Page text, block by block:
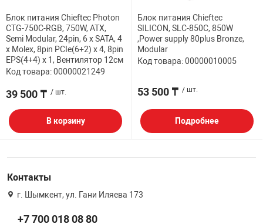
PCI АДАПТЕРЫ
USB
USB ХАБЫ
CD-DVD ДИСКИ
ЛЕНТА ДЛЯ
ДОМА
ТЕХНИКА
Блок питания Chieftec Photon
CTG-750C-RGB, 750W, ATX,
Semi Modular, 24pin, 6 x SATA, 4
x Molex, 8pin PCIe(6+2) x 4, 8pin
EPS(4+4) x 1, Вентилятор 12см
Код товара: 00000021249
39 500 ₸ / шт.
В корзину
Блок питания Chieftec
SILICON, SLC-850C, 850W
,Power supply 80plus Bronze,
Modular
Код товара: 00000010005
53 500 ₸ / шт.
Подробнее
Контакты
г. Шымкент, ул. Гани Иляева 173
+7 700 018 08 80